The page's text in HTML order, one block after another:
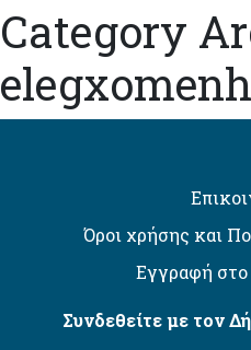
Category
Όροι χρήσης και
Εγγραφή
Συνδεθείτε με τον